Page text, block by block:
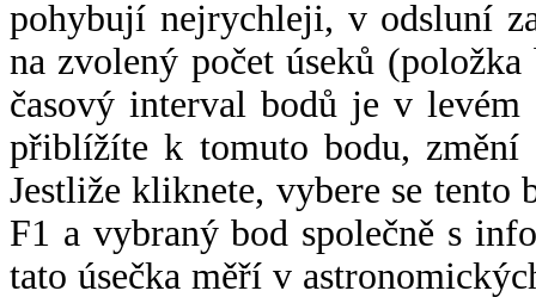
pohybují nejrychleji, v odsluní
na zvolený počet úseků
časový interval bodů je v
přiblížíte k tomuto bodu,
Jestliže kliknete, vybere se tento
F1 a vybraný bod společně s
tato úsečka měří v